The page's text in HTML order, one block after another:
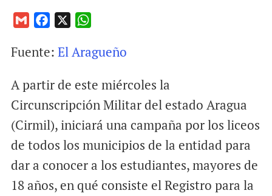
a
l
c
b
k
a
s
A
p
Fuente: El Aragueño
A partir de este miércoles la
Circunscripción Militar del estado Aragua
(Cirmil), iniciará una campaña por los liceos
de todos los municipios de la entidad para
dar a conocer a los estudiantes, mayores de
18 años, en qué consiste el Registro para la